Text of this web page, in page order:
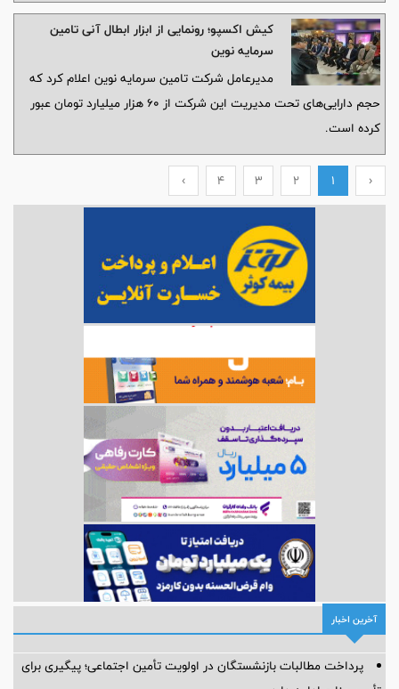
کیش اکسپو؛ رونمایی از ابزار ابطال آنی تامین
سرمایه نوین
مدیرعامل شرکت تامین سرمایه نوین اعلام کرد که
حجم دارایی‌های تحت مدیریت این شرکت از 60 هزار میلیارد تومان عبور
کرده است.
‹
1
2
3
4
›
آخرین اخبار
پرداخت مطالبات بازنشستگان در اولویت تأمین اجتماعی؛ پیگیری برای